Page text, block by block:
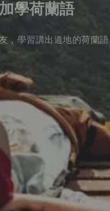
學荷蘭語
，學習講出道地的荷蘭語